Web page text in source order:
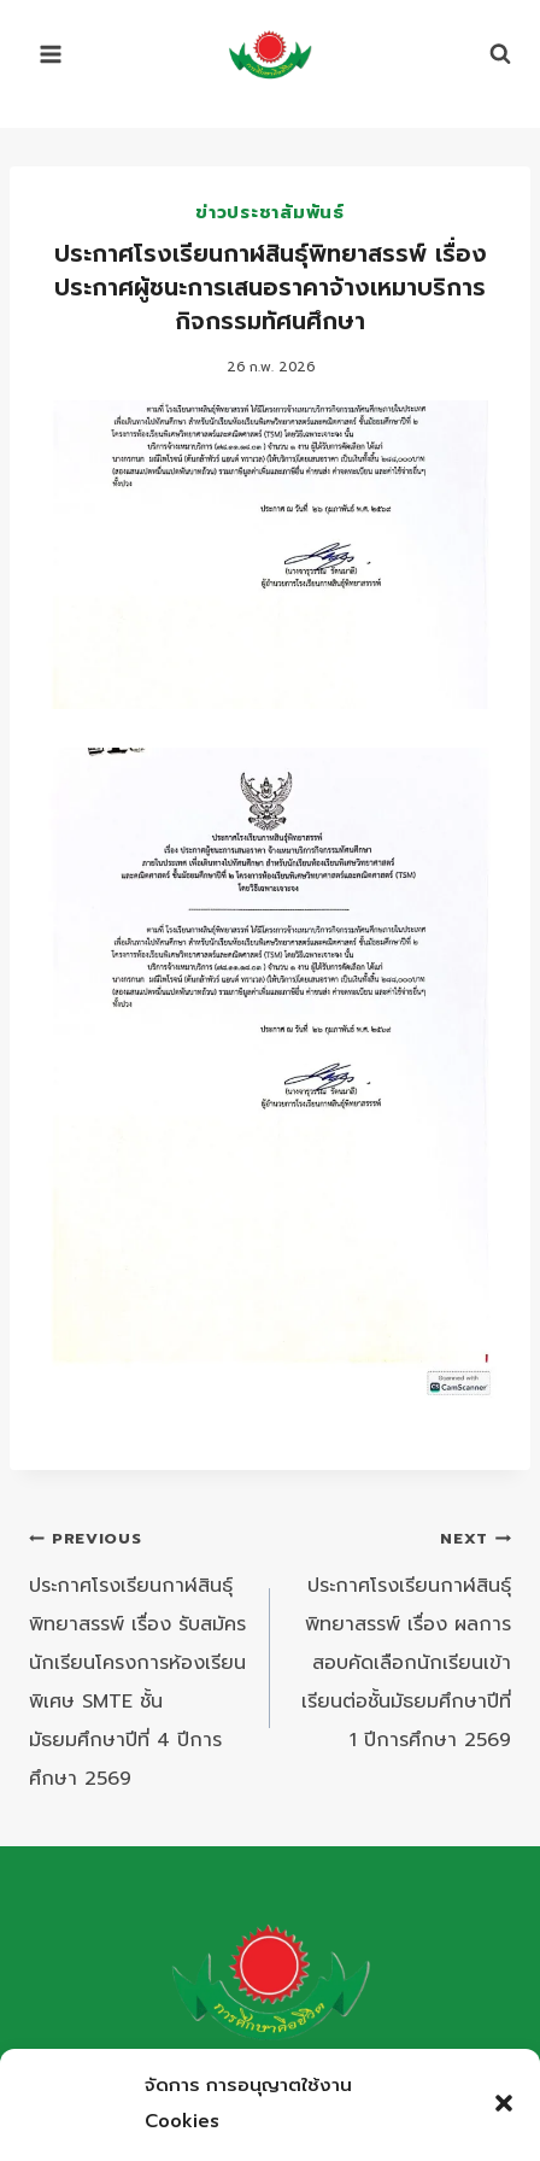
จัดการ การอนุญาตใช้งาน
Cookies
ข่าวประชาสัมพันธ์
ประกาศโรงเรียนกาฬสินธุ์พิทยาสรรพ์ เรื่อง
ประกาศผู้ชนะการเสนอราคาจ้างเหมาบริการ
กิจกรรมทัศนศึกษา
26 ก.พ. 2026
แนะแนว
เรื่อง
PREVIOUS
ประกาศโรงเรียนกาฬสินธุ์
พิทยาสรรพ์ เรื่อง รับสมัคร
นักเรียนโครงการห้องเรียน
พิเศษ SMTE ชั้น
มัธยมศึกษาปีที่ 4 ปีการ
ศึกษา 2569
NEXT
ประกาศโรงเรียนกาฬสินธุ์
พิทยาสรรพ์ เรื่อง ผลการ
สอบคัดเลือกนักเรียนเข้า
เรียนต่อชั้นมัธยมศึกษาปีที่
1 ปีการศึกษา 2569
โรงเรียนกาฬสินธุ์พิทยาสรรพ์
สำนักงานเขตพื้นที่การศึกษามัธยมศึกษากาฬสินธุ์